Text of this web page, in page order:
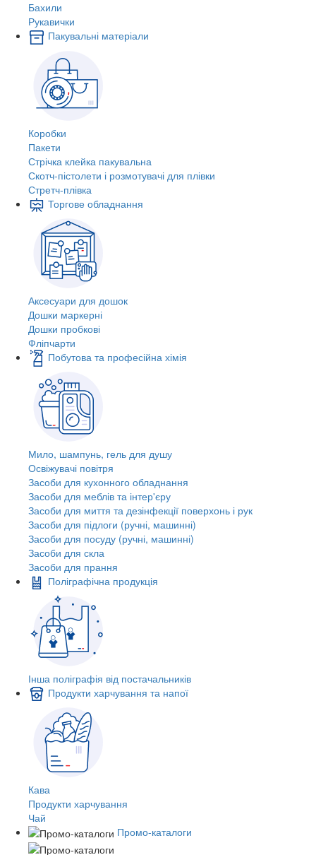
Бахили
Рукавички
Пакувальні матеріали
Коробки
Пакети
Стрічка клейка пакувальна
Скотч-пістолети і розмотувачі для плівки
Стретч-плівка
Торгове обладнання
Аксесуари для дошок
Дошки маркерні
Дошки пробкові
Фліпчарти
Побутова та професійна хімія
Мило, шампунь, гель для душу
Освіжувачі повітря
Засоби для кухонного обладнання
Засоби для меблів та інтер'єру
Засоби для миття та дезінфекції поверхонь і рук
Засоби для підлоги (ручні, машинні)
Засоби для посуду (ручні, машинні)
Засоби для скла
Засоби для прання
Поліграфічна продукція
Інша поліграфія від постачальників
Продукти харчування та напої
Кава
Продукти харчування
Чай
Промо-каталоги